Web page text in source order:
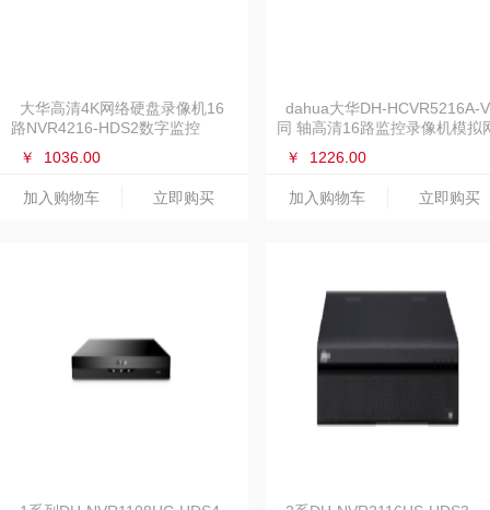
大华高清4K网络硬盘录像机16
路NVR4216-HDS2数字监控
H.265
￥ 1036.00
加入购物车 立即购买
dahua大华DH-HCVR5216A-
同 轴高清16路监控录像机模拟
络主机
￥ 1226.00
加入购物车 立即购买